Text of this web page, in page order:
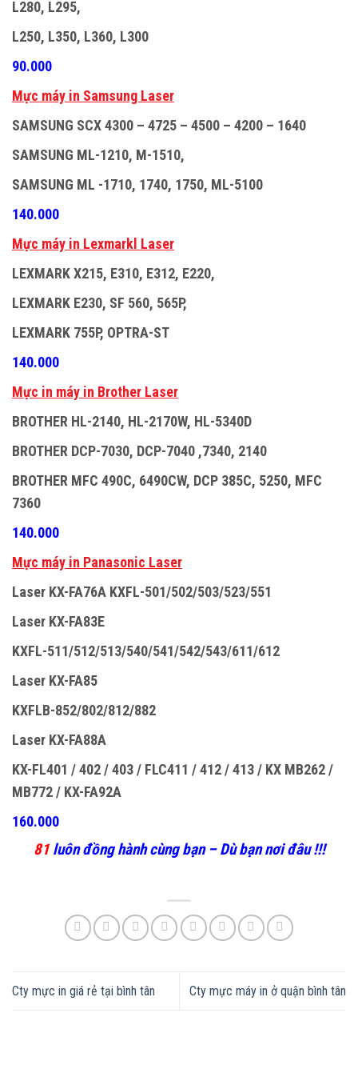
L280, L295,
L250, L350, L360, L300
90.000
Mực máy in Samsung Laser
SAMSUNG SCX 4300 – 4725 – 4500 – 4200 – 1640
SAMSUNG ML-1210, M-1510,
SAMSUNG ML -1710, 1740, 1750, ML-5100
140.000
Mực máy in Lexmarkl Laser
LEXMARK X215, E310, E312, E220,
LEXMARK E230, SF 560, 565P,
LEXMARK 755P, OPTRA-ST
140.000
Mực in máy in Brother Laser
BROTHER HL-2140, HL-2170W, HL-5340D
BROTHER DCP-7030, DCP-7040 ,7340, 2140
BROTHER MFC 490C, 6490CW, DCP 385C, 5250, MFC
7360
140.000
Mực máy in Panasonic Laser
Laser KX-FA76A KXFL-501/502/503/523/551
Laser KX-FA83E
KXFL-511/512/513/540/541/542/543/611/612
Laser KX-FA85
KXFLB-852/802/812/882
Laser KX-FA88A
KX-FL401 / 402 / 403 / FLC411 / 412 / 413 / KX MB262 /
MB772 / KX-FA92A
160.000
81luôn đồng hành cùng bạn – Dù bạn nơi đâu !!!
Cty mực in giá rẻ tại bình tân Cty mực máy in ở quận bình tân